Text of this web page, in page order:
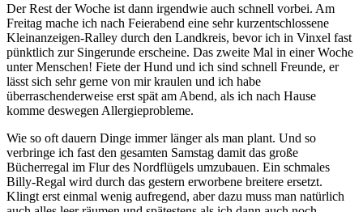
Der Rest der Woche ist dann irgendwie auch schnell vorbei. Am
Freitag mache ich nach Feierabend eine sehr kurzentschlossene
Kleinanzeigen-Ralley durch den Landkreis, bevor ich in Vinxel fast
pünktlich zur Singerunde erscheine. Das zweite Mal in einer Woche
unter Menschen! Fiete der Hund und ich sind schnell Freunde, er
lässt sich sehr gerne von mir kraulen und ich habe
überraschenderweise erst spät am Abend, als ich nach Hause
komme deswegen Allergieprobleme.
Wie so oft dauern Dinge immer länger als man plant. Und so
verbringe ich fast den gesamten Samstag damit das große
Bücherregal im Flur des Nordflügels umzubauen. Ein schmales
Billy-Regal wird durch das gestern erworbene breitere ersetzt.
Klingt erst einmal wenig aufregend, aber dazu muss man natürlich